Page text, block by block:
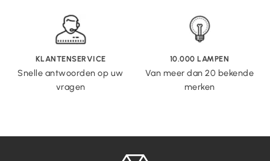
KLANTENSERVICE
Snelle antwoorden op uw
vragen
10.000 LAMPEN
Van meer dan 20 bekende
merken